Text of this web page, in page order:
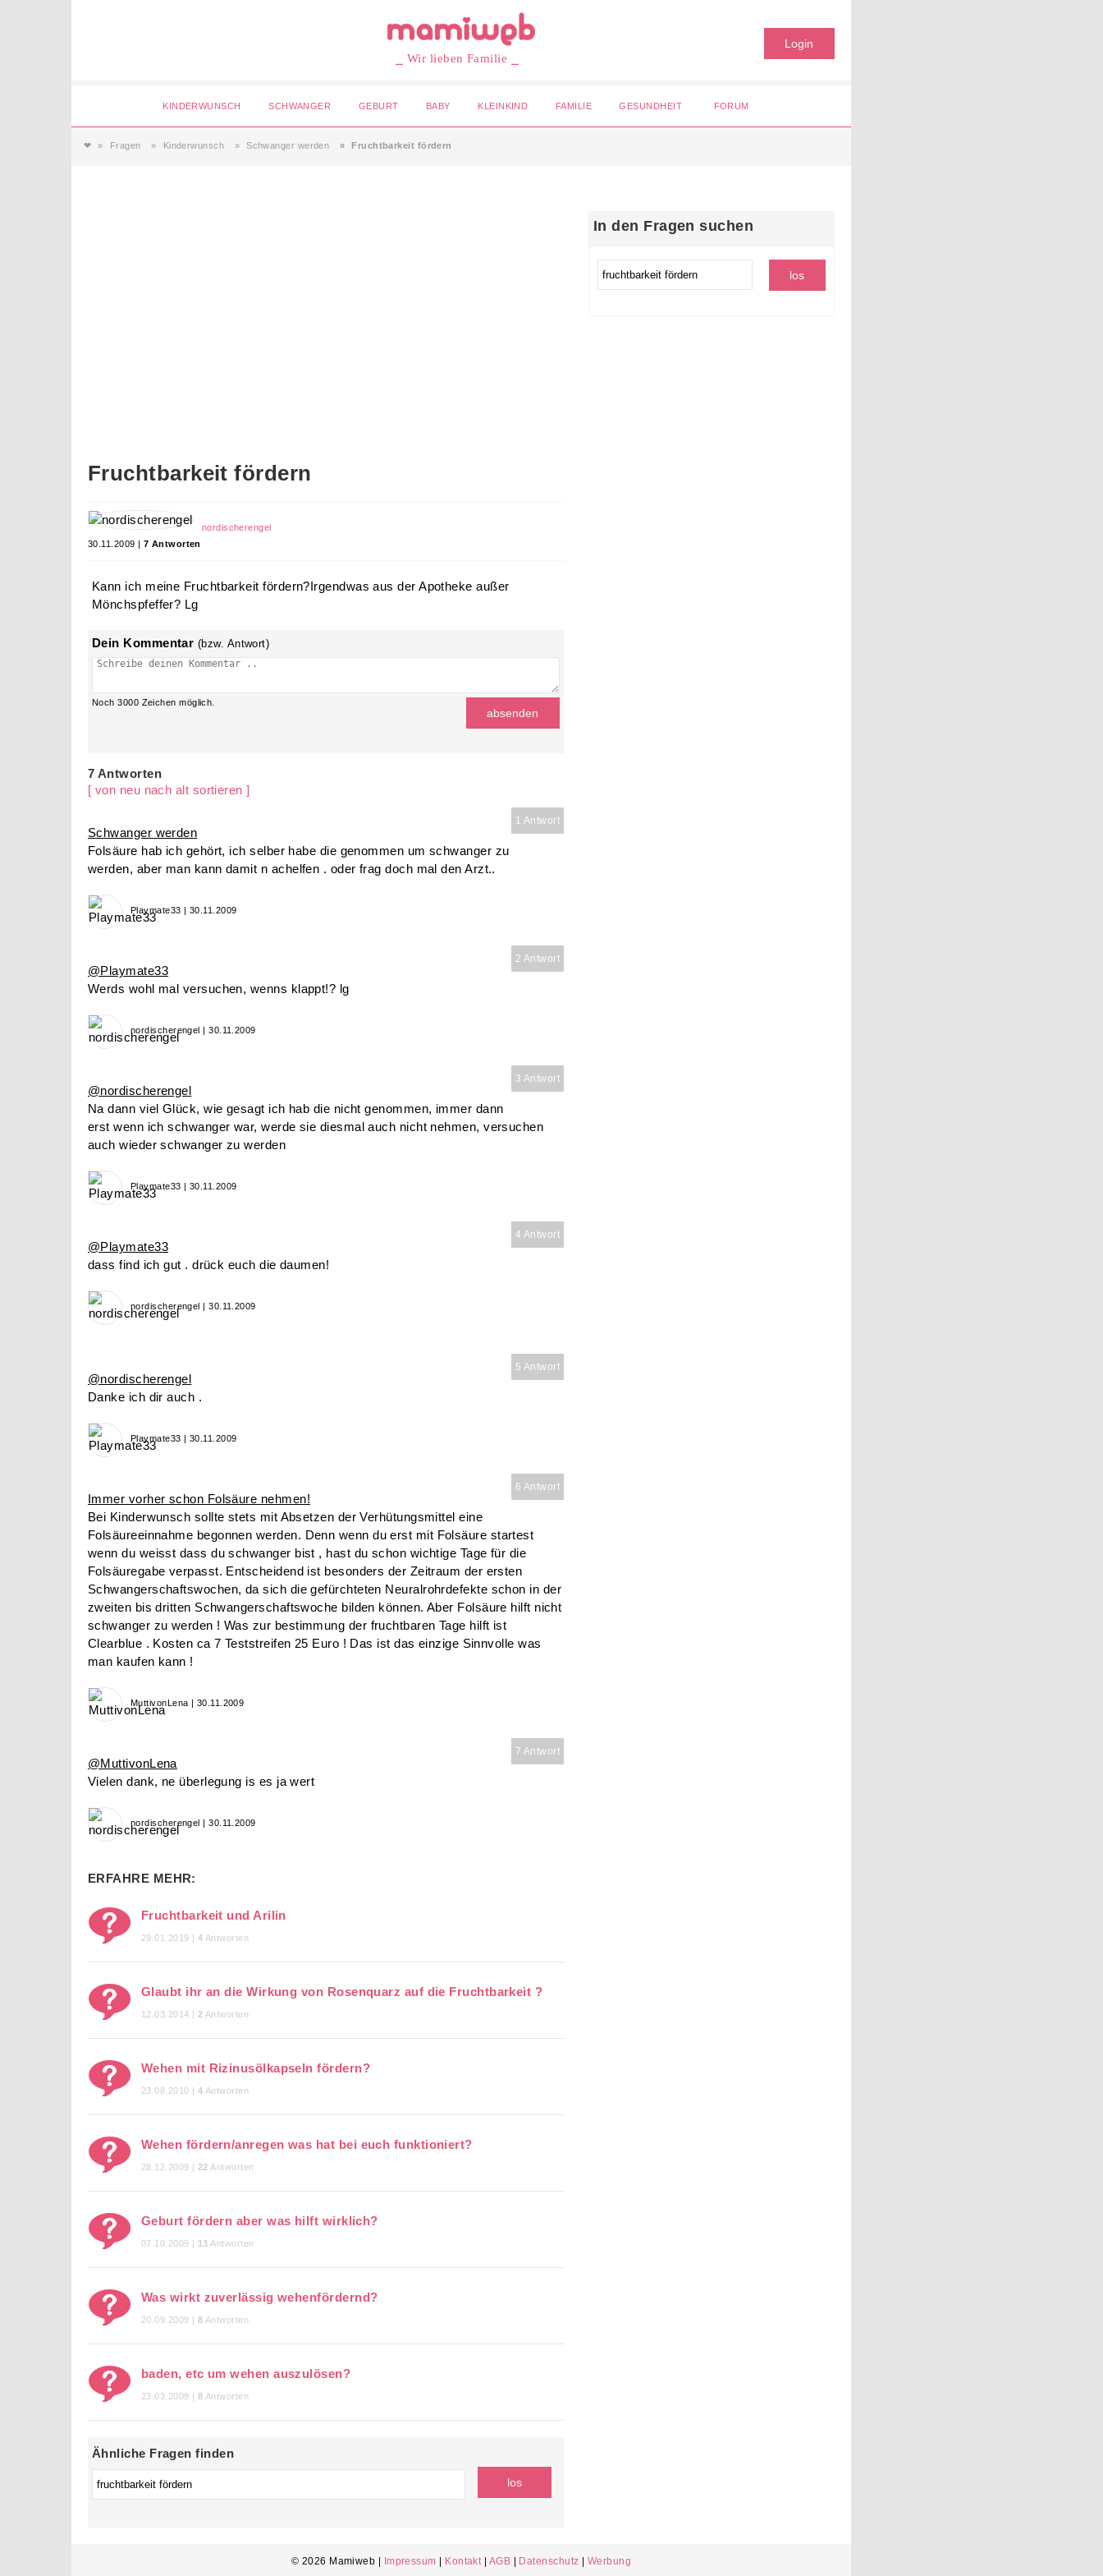
⎯ Wir lieben Familie ⎯
Login
KINDERWUNSCH SCHWANGER GEBURT BABY KLEINKIND FAMILIE GESUNDHEIT FORUM
❤ Fragen Kinderwunsch Schwanger werden Fruchtbarkeit fördern
Fruchtbarkeit fördern
nordischerengel
30.11.2009 | 7 Antworten
Kann ich meine Fruchtbarkeit fördern?Irgendwas aus der Apotheke außer
Mönchspfeffer? Lg
Dein Kommentar (bzw. Antwort)
Noch3000 Zeichen möglich.
7 Antworten
[ von neu nach alt sortieren ]
1 Antwort
Schwanger werden
Folsäure hab ich gehört, ich selber habe die genommen um schwanger zu
werden, aber man kann damit n achelfen . oder frag doch mal den Arzt..
Playmate33 | 30.11.2009
2 Antwort
@Playmate33
Werds wohl mal versuchen, wenns klappt!? lg
nordischerengel | 30.11.2009
3 Antwort
@nordischerengel
Na dann viel Glück, wie gesagt ich hab die nicht genommen, immer dann
erst wenn ich schwanger war, werde sie diesmal auch nicht nehmen, versuchen
auch wieder schwanger zu werden
Playmate33 | 30.11.2009
4 Antwort
@Playmate33
dass find ich gut . drück euch die daumen!
nordischerengel | 30.11.2009
5 Antwort
@nordischerengel
Danke ich dir auch .
Playmate33 | 30.11.2009
6 Antwort
Immer vorher schon Folsäure nehmen!
Bei Kinderwunsch sollte stets mit Absetzen der Verhütungsmittel eine
Folsäureeinnahme begonnen werden. Denn wenn du erst mit Folsäure startest
wenn du weisst dass du schwanger bist , hast du schon wichtige Tage für die
Folsäuregabe verpasst. Entscheidend ist besonders der Zeitraum der ersten
Schwangerschaftswochen, da sich die gefürchteten Neuralrohrdefekte schon in der
zweiten bis dritten Schwangerschaftswoche bilden können. Aber Folsäure hilft nicht
schwanger zu werden ! Was zur bestimmung der fruchtbaren Tage hilft ist
Clearblue . Kosten ca 7 Teststreifen 25 Euro ! Das ist das einzige Sinnvolle was
man kaufen kann !
MuttivonLena | 30.11.2009
7 Antwort
@MuttivonLena
Vielen dank, ne überlegung is es ja wert
nordischerengel | 30.11.2009
ERFAHRE MEHR:
Fruchtbarkeit und Arilin
29.01.2019 | 4 Antworten
Glaubt ihr an die Wirkung von Rosenquarz auf die Fruchtbarkeit ?
12.03.2014 | 2 Antworten
Wehen mit Rizinusölkapseln fördern?
23.08.2010 | 4 Antworten
Wehen fördern/anregen was hat bei euch funktioniert?
28.12.2009 | 22 Antworten
Geburt fördern aber was hilft wirklich?
07.10.2009 | 13 Antworten
Was wirkt zuverlässig wehenfördernd?
20.09.2009 | 8 Antworten
baden, etc um wehen auszulösen?
23.03.2009 | 8 Antworten
Ähnliche Fragen finden
In den Fragen suchen
© 2026 Mamiweb | Impressum | Kontakt | AGB | Datenschutz | Werbung